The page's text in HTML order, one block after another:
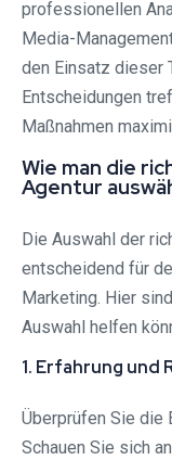
professionellen
Media-
den Einsatz dieser
Entscheidungen
Maßnahmen
Wie man die
Agentur
Die Auswahl der
entscheidend für
Marketing. Hier
Auswahl helfen
1. Erfahrung und
Überprüfen Sie die
Schauen Sie sich